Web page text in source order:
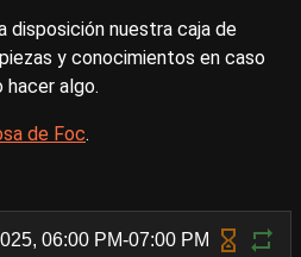
disposición nuestra caja de
y conocimientos en caso
algo.
de Foc.
06:00 PM-07:00 PM